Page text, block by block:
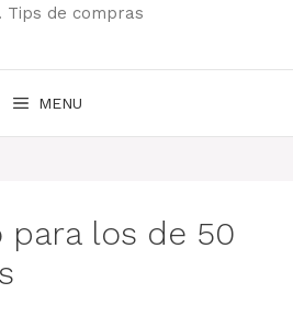
Tips de compras
MENU
para los de 50